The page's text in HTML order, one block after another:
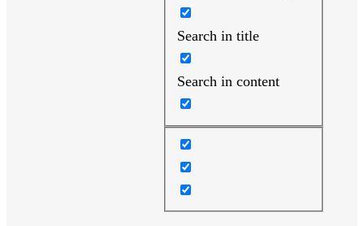
Search in title
Search in content